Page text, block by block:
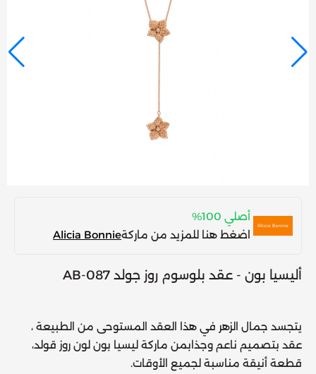
أصلي 100%
اضغط هنا للمزيد من ماركةAlicia Bonnie
أليسيا بون - عقد بلوسوم روز جولد AB-087
يتجسد جمال الزهر في هذا العقد المستوحى من الطبيعة ،
عقد بتصميم ناعم وجذابمن ماركة ليسيا بون لون روز قولد،
قطعة أنيقة مناسبة لجميع الأوقات.